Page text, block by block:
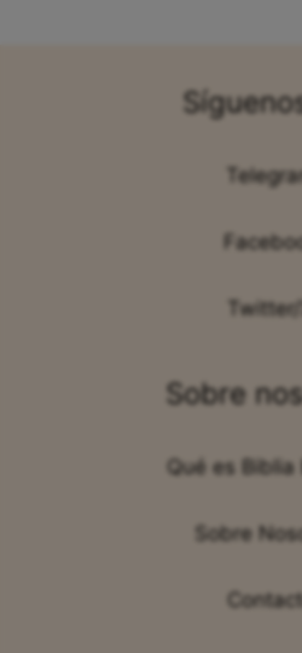
Twitter/
Sobre
Qué es
Sobre